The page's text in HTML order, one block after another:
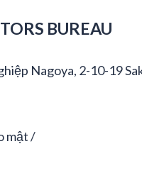
BUREAU
Nagoya, 2-10-19
mật